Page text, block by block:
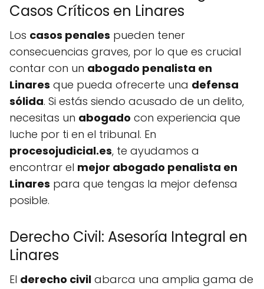
Casos Críticos en Linares
Los casos penales pueden tener
consecuencias graves, por lo que es crucial
contar con un abogado penalista en
Linares que pueda ofrecerte una defensa
sólida. Si estás siendo acusado de un delito,
necesitas un abogado con experiencia que
luche por ti en el tribunal. En
procesojudicial.es, te ayudamos a
encontrar el mejor abogado penalista en
Linares para que tengas la mejor defensa
posible.
Derecho Civil: Asesoría Integral en
Linares
El derecho civil abarca una amplia gama de